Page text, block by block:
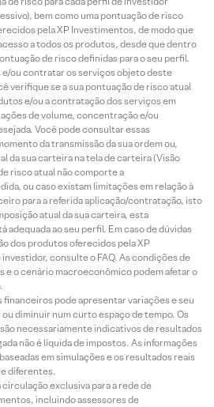
bem como uma pontuação de risco
pela XP Investimentos, de modo que
a todos os produtos, desde que dentro
de risco definidas para o seu perfil.
ou contratar os serviços objeto deste
verifique se a sua pontuação de risco atual
e/ou a contratação dos serviços em
de volume, concentração e/ou
Você pode consultar essas
da transmissão da sua ordem ou,
da sua carteira na tela de carteira (Visão
risco atual não comporte a
ou caso existam limitações em relação à
para a referida aplicação/contratação, isto
atual da sua carteira, esta
adequada ao seu perfil. Em caso de dúvidas
dos produtos oferecidos pela XP
consulte o FAQ. As condições de
e o cenário macroeconômico podem afetar o
pode apresentar variações e seu
diminuir num curto espaço de tempo. Os
necessariamente indicativos de resultados
não é líquida de impostos. As informações
em simulações e os resultados reais
diferentes.
exclusiva para a rede de
incluindo assessores de